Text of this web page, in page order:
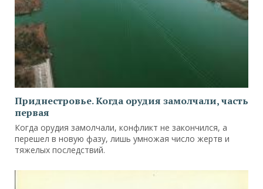
Приднестровье. Когда орудия замолчали, часть
первая
Когда орудия замолчали, конфликт не закончился, а
перешел в новую фазу, лишь умножая число жертв и
тяжелых последствий.